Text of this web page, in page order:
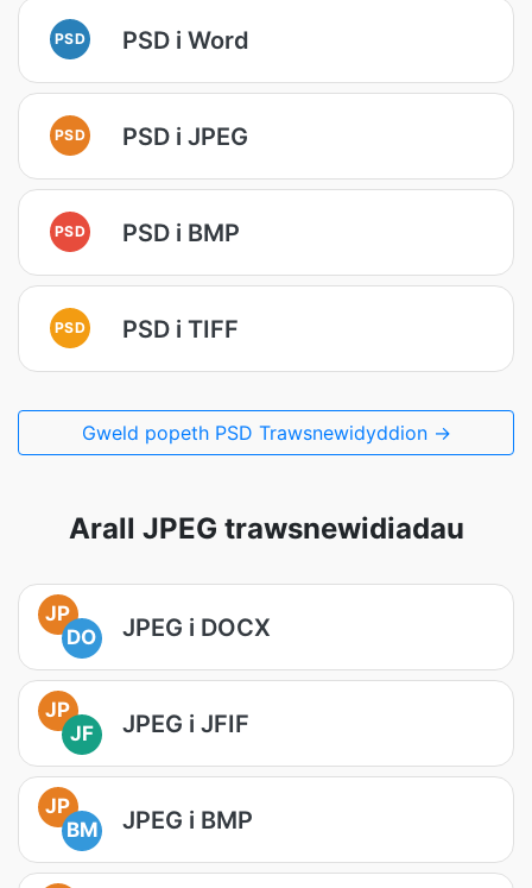
PSD PSD i Word
PSD PSD i JPEG
PSD PSD i BMP
PSD PSD i TIFF
Gweld popeth PSD Trawsnewidyddion →
Arall JPEG trawsnewidiadau
JP
DO
JPEG i DOCX
JP
JF
JPEG i JFIF
JP
BM
JPEG i BMP